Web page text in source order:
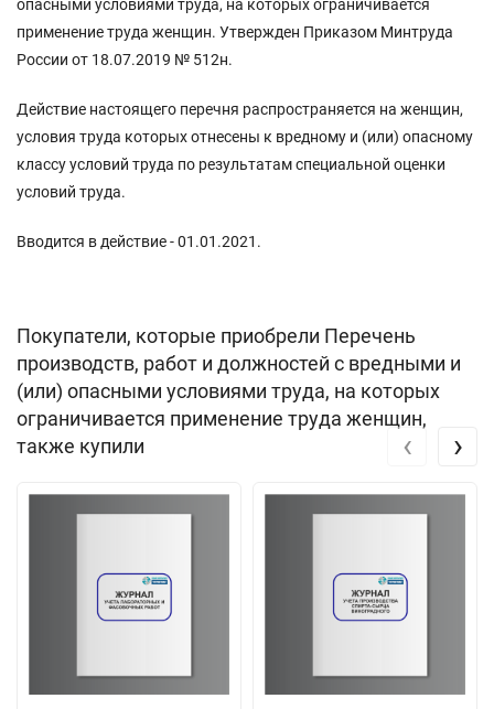
опасными условиями труда, на которых ограничивается
применение труда женщин. Утвержден Приказом Минтруда
России от 18.07.2019 № 512н.
Действие настоящего перечня распространяется на женщин,
условия труда которых отнесены к вредному и (или) опасному
классу условий труда по результатам специальной оценки
условий труда.
Вводится в действие - 01.01.2021.
Покупатели, которые приобрели Перечень
производств, работ и должностей с вредными и
(или) опасными условиями труда, на которых
ограничивается применение труда женщин,
также купили
‹ ›